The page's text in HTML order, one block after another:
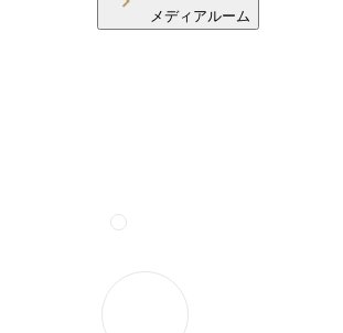
メディアルーム